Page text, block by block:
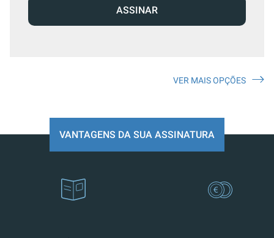
ASSINAR
VER MAIS OPÇÕES
VANTAGENS DA SUA ASSINATURA